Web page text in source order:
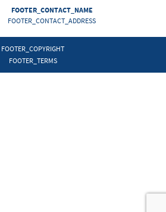
FOOTER_CONTACT_NAME
FOOTER_CONTACT_ADDRESS
FOOTER_COPYRIGHT
FOOTER_TERMS